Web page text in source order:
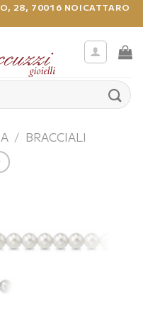
28, 70016 NOICATTARO
/ BRACCIALI